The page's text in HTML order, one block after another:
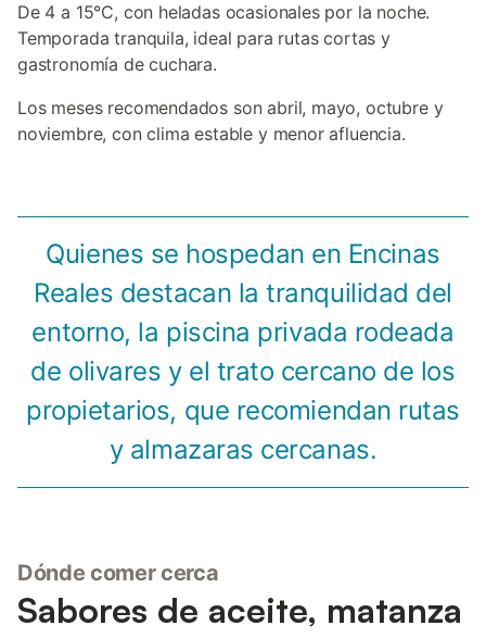
De 4 a 15°C, con heladas ocasionales por la noche.
Temporada tranquila, ideal para rutas cortas y
gastronomía de cuchara.
Los meses recomendados son abril, mayo, octubre y
noviembre, con clima estable y menor afluencia.
Quienes se hospedan en Encinas
Reales destacan la tranquilidad del
entorno, la piscina privada rodeada
de olivares y el trato cercano de los
propietarios, que recomiendan rutas
y almazaras cercanas.
Dónde comer cerca
Sabores de aceite, matanza